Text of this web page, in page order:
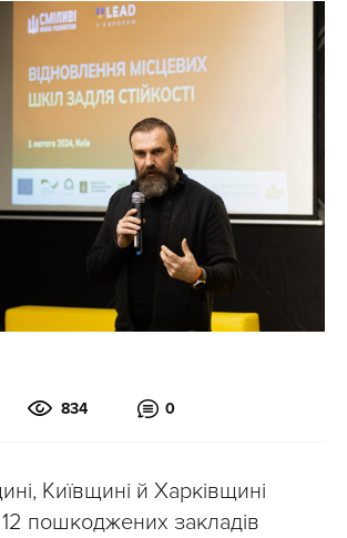
834 0
Київщині й Харківщині
пошкоджених закладів